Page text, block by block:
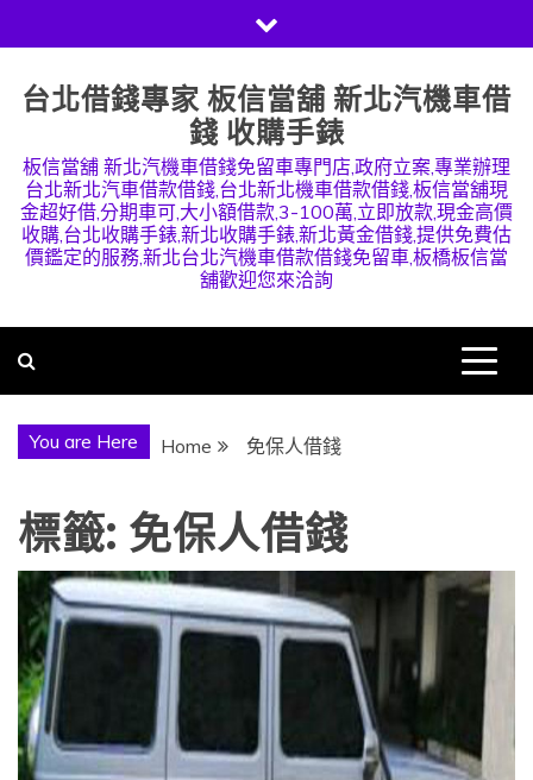
to
content
台北借錢專家 板信當舖 新北汽機車借
錢 收購手錶
板信當舖 新北汽機車借錢免留車專門店,政府立案,專業辦理
台北新北汽車借款借錢,台北新北機車借款借錢,板信當舖現
金超好借,分期車可,大小額借款,3-100萬,立即放款,現金高價
收購,台北收購手錶,新北收購手錶,新北黃金借錢,提供免費估
價鑑定的服務,新北台北汽機車借款借錢免留車,板橋板信當
舖歡迎您來洽詢
You are Here Home 免保人借錢
標籤: 免保人借錢